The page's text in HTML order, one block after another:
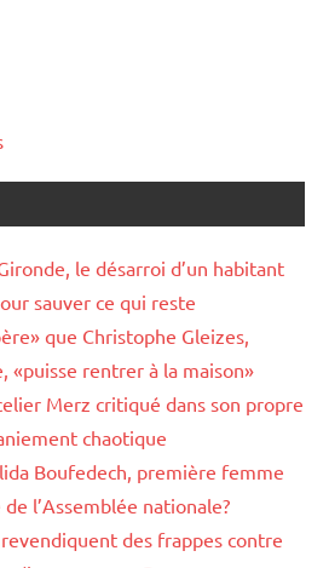
le désarroi d’un habitant
sauver ce qui reste
que Christophe Gleizes,
«puisse rentrer à la maison»
Merz critiqué dans son propre
chaotique
Boufedech, première femme
l’Assemblée nationale?
des frappes contre